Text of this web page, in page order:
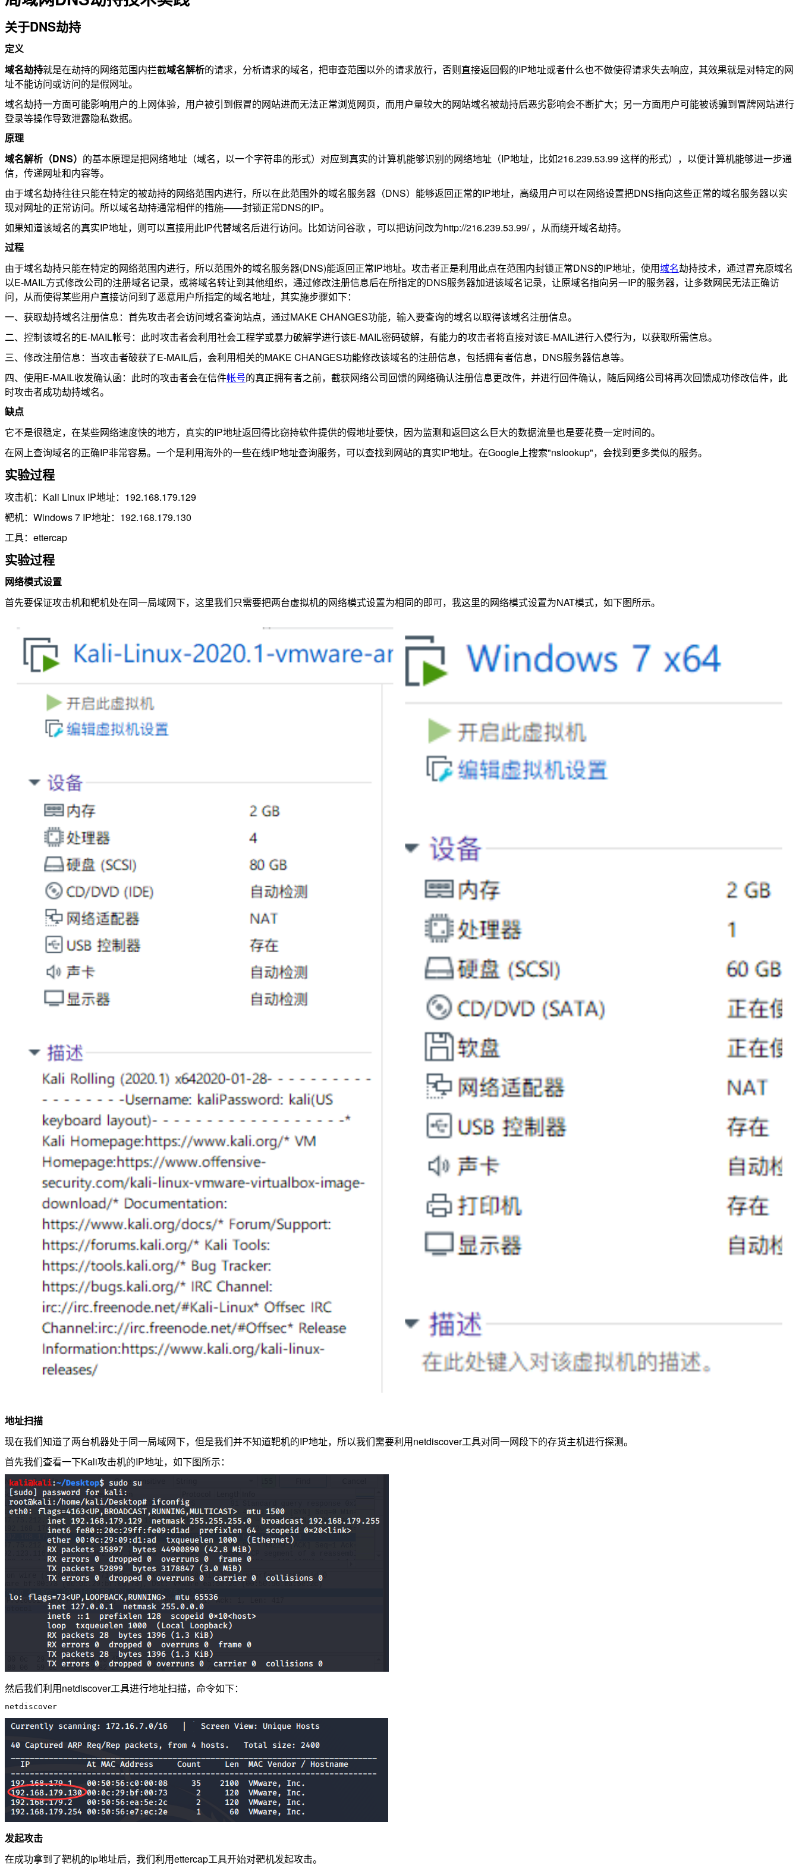
关于DNS劫持
定义
域名劫持就是在劫持的网络范围内拦截域名解析的请求，分析请求的域名，把审查范围以外的请求放行，否则直接返回假的IP地址或者什么也不做使得请求失去响应，其效果就是对特定的网
址不能访问或访问的是假网址。
域名劫持一方面可能影响用户的上网体验，用户被引到假冒的网站进而无法正常浏览网页，而用户量较大的网站域名被劫持后恶劣影响会不断扩大；另一方面用户可能被诱骗到冒牌网站进行
登录等操作导致泄露隐私数据。
原理
域名解析（DNS） 的基本原理是把网络地址（域名，以一个字符串的形式）对应到真实的计算机能够识别的网络地址（IP地址，比如216.239.53.99 这样的形式），以便计算机能够进一步通
信，传递网址和内容等。
由于域名劫持往往只能在特定的被劫持的网络范围内进行，所以在此范围外的域名服务器（DNS）能够返回正常的IP地址，高级用户可以在网络设置把DNS指向这些正常的域名服务器以实
现对网址的正常访问。所以域名劫持通常相伴的措施——封锁正常DNS的IP。
如果知道该域名的真实IP地址，则可以直接用此IP代替域名后进行访问。比如访问谷歌 ，可以把访问改为http://216.239.53.99/ ，从而绕开域名劫持。
过程
由于域名劫持只能在特定的网络范围内进行，所以范围外的域名服务器(DNS)能返回正常IP地址。攻击者正是利用此点在范围内封锁正常DNS的IP地址，使用域名劫持技术，通过冒充原域名
以E-MAIL方式修改公司的注册域名记录，或将域名转让到其他组织，通过修改注册信息后在所指定的DNS服务器加进该域名记录，让原域名指向另一IP的服务器，让多数网民无法正确访
问，从而使得某些用户直接访问到了恶意用户所指定的域名地址，其实施步骤如下：
一、获取劫持域名注册信息：首先攻击者会访问域名查询站点，通过MAKE CHANGES功能，输入要查询的域名以取得该域名注册信息。
二、控制该域名的E-MAIL帐号：此时攻击者会利用社会工程学或暴力破解学进行该E-MAIL密码破解，有能力的攻击者将直接对该E-MAIL进行入侵行为，以获取所需信息。
三、修改注册信息：当攻击者破获了E-MAIL后，会利用相关的MAKE CHANGES功能修改该域名的注册信息，包括拥有者信息，DNS服务器信息等。
四、使用E-MAIL收发确认函：此时的攻击者会在信件帐号的真正拥有者之前，截获网络公司回馈的网络确认注册信息更改件，并进行回件确认，随后网络公司将再次回馈成功修改信件，此
时攻击者成功劫持域名。
缺点
它不是很稳定，在某些网络速度快的地方，真实的IP地址返回得比窃持软件提供的假地址要快，因为监测和返回这么巨大的数据流量也是要花费一定时间的。
在网上查询域名的正确IP非常容易。一个是利用海外的一些在线IP地址查询服务，可以查找到网站的真实IP地址。在Google上搜索"nslookup"，会找到更多类似的服务。
实验过程
攻击机：Kali Linux IP地址：192.168.179.129
靶机：Windows 7 IP地址：192.168.179.130
工具：ettercap
实验过程
网络模式设置
首先要保证攻击机和靶机处在同一局域网下，这里我们只需要把两台虚拟机的网络模式设置为相同的即可，我这里的网络模式设置为NAT模式，如下图所示。
地址扫描
现在我们知道了两台机器处于同一局域网下，但是我们并不知道靶机的IP地址，所以我们需要利用netdiscover工具对同一网段下的存货主机进行探测。
首先我们查看一下Kali攻击机的IP地址，如下图所示：
然后我们利用netdiscover工具进行地址扫描，命令如下：
发起攻击
在成功拿到了靶机的ip地址后，我们利用ettercap工具开始对靶机发起攻击。